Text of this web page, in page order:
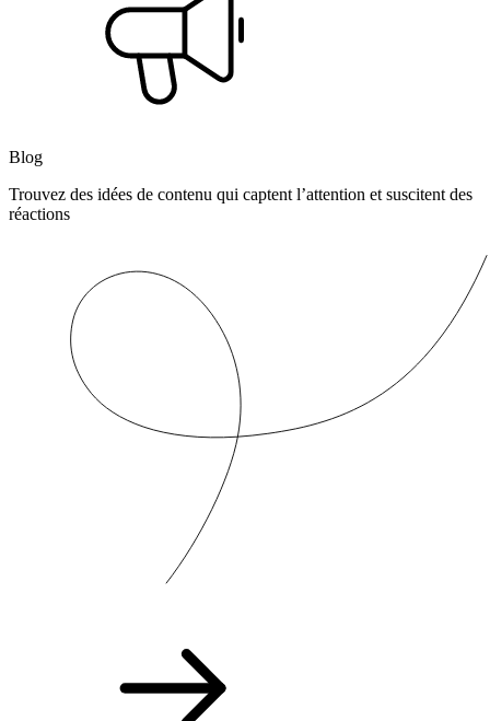
Blog
Trouvez des idées de contenu qui captent l’attention et suscitent des
réactions